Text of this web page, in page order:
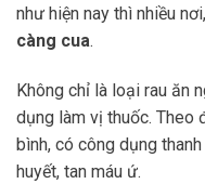
như hiện nay thì nhiều
càng cua.
Không chỉ là loại rau ăn
dụng làm vị thuốc. Theo
bình, có công dụng
huyết, tan máu ứ.